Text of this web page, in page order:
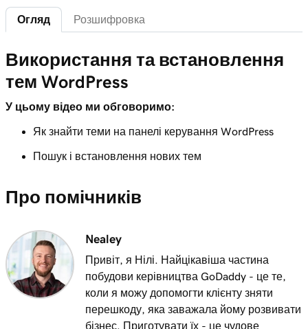
Підключіть свій домен до веб-сайту
Керованого хостингу для WordPress
Функції приладної дошки адміністратора
WordPress
Лекція 8 (з 29)
Додавання сторінок до меню навігації у
3m 56s
Використовуйте редактор блоків
Лекція 10 (з 29)
Використовуйте модифікатор WordPress
Лекція 11 (з 29)
Використання та встановлення тем
WordPress
3m 24s
Огляд Розшифровка
Використання та встановлення
тем WordPress
У цьому відео ми обговоримо:
Як знайти теми на панелі керування WordPress
Пошук і встановлення нових тем
Про помічників
Nealey
Привіт, я Нілі. Найцікавіша частина
побудови керівництва GoDaddy - це те,
коли я можу допомогти клієнту зняти
перешкоду, яка заважала йому розвивати
бізнес. Приготувати їх - це чудове